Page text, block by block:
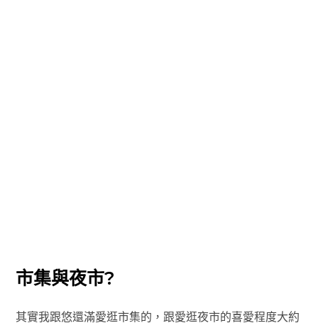
市集與夜市?
其實我跟悠還滿愛逛市集的，跟愛逛夜市的喜愛程度大約